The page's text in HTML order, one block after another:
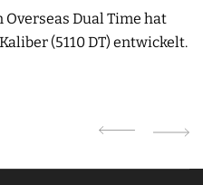
Dual Time hat
(5110 DT) entwickelt.